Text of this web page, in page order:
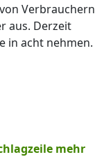
Verbrauchern
aus. Derzeit
in acht nehmen.
mehr